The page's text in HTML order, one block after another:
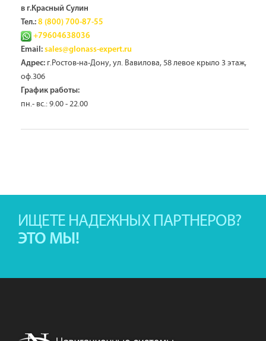
в г.Красный Сулин
Тел.: 8 (800) 700-87-55
+79604638036
Email: sales@glonass-expert.ru
Адрес: г.Ростов-на-Дону, ул. Вавилова, 58 левое крыло 3 этаж,
оф.306
График работы:
пн.- вс.: 9.00 - 22.00
ИЩЕТЕ НАДЕЖНЫХ ПАРТНЕРОВ?
ЭТО МЫ!